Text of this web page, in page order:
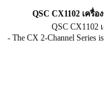
QSC CX1102 เครื่อ
QSC CX1102
- The CX 2-Channel Series